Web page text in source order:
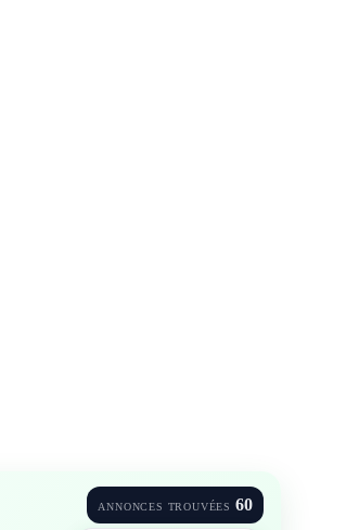
ANNONCES TROUVÉES 60